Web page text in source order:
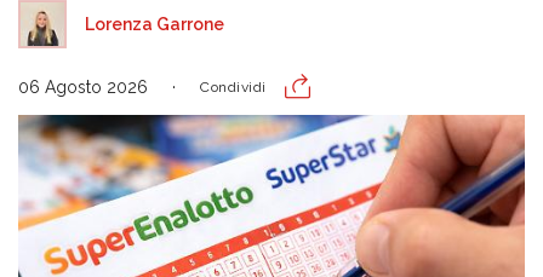
Lorenza Garrone
06 Agosto 2026 Condividi